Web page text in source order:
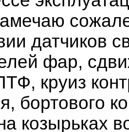
датчиков
фар,
круиз
бортового
козырьках